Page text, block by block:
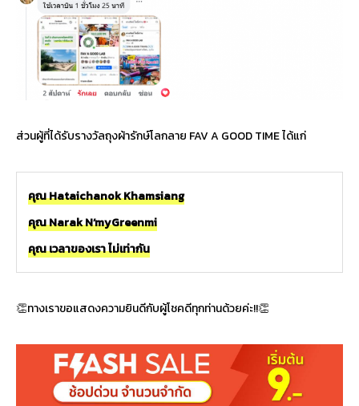
ส่วนผู้ที่ได้รับรางวัลถุงผ้ารักษ์โลกลาย FAV A GOOD TIME ได้แก่
คุณ Hataichanok Khamsiang
คุณ Narak N’myGreenmi
คุณ เวลาของเรา ไม่เท่ากัน
👏ทางเราขอแสดงความยินดีกับผู้โชคดีทุกท่านด้วยค่ะ!!👏